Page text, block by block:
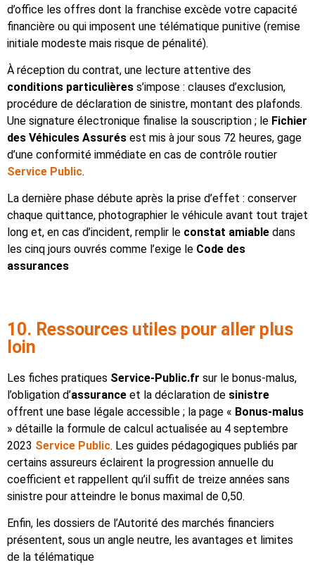
d’office les offres dont la franchise excède votre capacité
financière ou qui imposent une télématique punitive (remise
initiale modeste mais risque de pénalité).
À réception du contrat, une lecture attentive des
conditions particulières s’impose : clauses d’exclusion,
procédure de déclaration de sinistre, montant des plafonds.
Une signature électronique finalise la souscription ; le Fichier
des Véhicules Assurés est mis à jour sous 72 heures, gage
d’une conformité immédiate en cas de contrôle routier
Service Public.
La dernière phase débute après la prise d’effet : conserver
chaque quittance, photographier le véhicule avant tout trajet
long et, en cas d’incident, remplir le constat amiable dans
les cinq jours ouvrés comme l’exige le Code des
assurances
10. Ressources utiles pour aller plus
loin
Les fiches pratiques Service-Public.fr sur le bonus-malus,
l’obligation d’assurance et la déclaration de sinistre
offrent une base légale accessible ; la page « Bonus-malus
» détaille la formule de calcul actualisée au 4 septembre
2023 Service Public. Les guides pédagogiques publiés par
certains assureurs éclairent la progression annuelle du
coefficient et rappellent qu’il suffit de treize années sans
sinistre pour atteindre le bonus maximal de 0,50.
Enfin, les dossiers de l’Autorité des marchés financiers
présentent, sous un angle neutre, les avantages et limites
de la télématique